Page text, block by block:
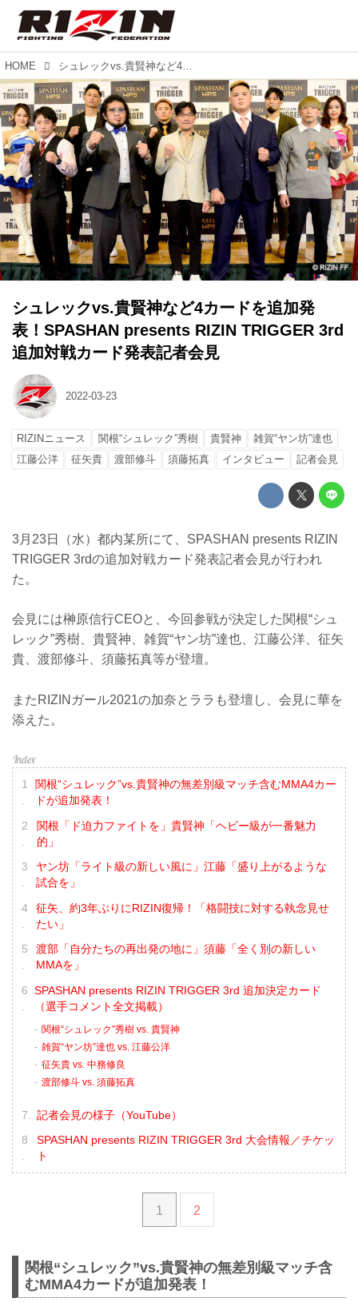
HOME シュレックvs.貴賢神など4カードを追加発表！SPASHAN presents RIZIN TRIGGER 3rd 追加対戦カード発表記者会見
シュレックvs.貴賢神など4カードを追加発
表！SPASHAN presents RIZIN TRIGGER 3rd
追加対戦カード発表記者会見
2022-03-23
RIZINニュース 関根“シュレック”秀樹 貴賢神
雑賀“ヤン坊”達也
江藤公洋
征矢貴 渡部修斗 須藤拓真 インタビュー 記者会見
3月23日（水）都内某所にて、SPASHAN presents RIZIN
TRIGGER 3rdの追加対戦カード発表記者会見が行われ
た。
会見には榊原信行CEOと、今回参戦が決定した関根“シュ
レック”秀樹、貴賢神、雑賀“ヤン坊”達也、江藤公洋、征矢
貴、渡部修斗、須藤拓真等が登壇。
またRIZINガール2021の加奈とララも登壇し、会見に華を
添えた。
関根“シュレック”vs.貴賢神の無差別級マッチ含むMMA4カー
ドが追加発表！
関根「ド迫力ファイトを」貴賢神「ヘビー級が一番魅力
的」
ヤン坊「ライト級の新しい風に」江藤「盛り上がるような
試合を」
征矢、約3年ぶりにRIZIN復帰！「格闘技に対する執念見せ
たい」
渡部「自分たちの再出発の地に」須藤「全く別の新しい
MMAを」
SPASHAN presents RIZIN TRIGGER 3rd 追加決定カード
（選手コメント全文掲載）
関根“シュレック”秀樹 vs. 貴賢神
雑賀“ヤン坊”達也 vs. 江藤公洋
征矢貴 vs. 中務修良
渡部修斗 vs. 須藤拓真
記者会見の様子（YouTube）
SPASHAN presents RIZIN TRIGGER 3rd 大会情報／チケッ
ト
1 2
関根“シュレック”vs.貴賢神の無差別級マッチ含
むMMA4カードが追加発表！